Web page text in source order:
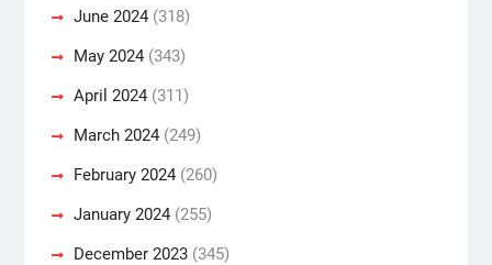
June 2024(318)
May 2024(343)
April 2024(311)
March 2024(249)
February 2024(260)
January 2024(255)
December 2023(345)